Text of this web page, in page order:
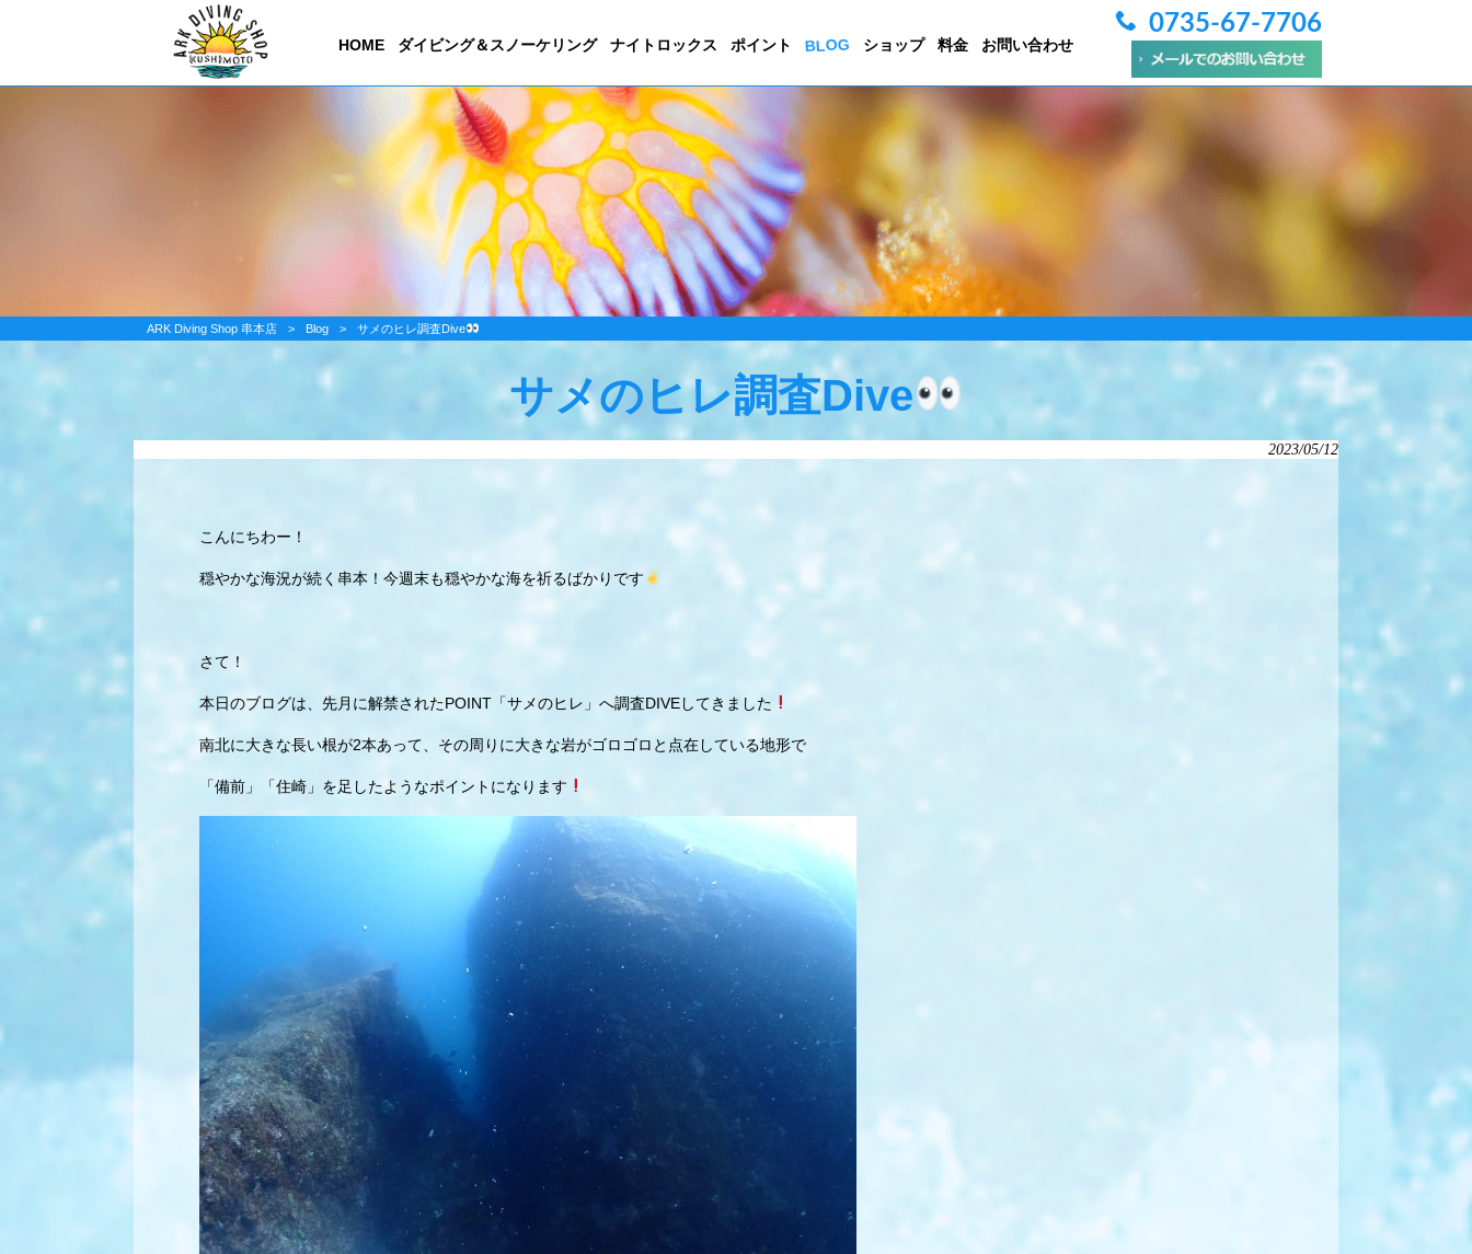
HOME ダイビング＆スノーケリング ナイトロックス ポイント BLOG ショップ 料金 お問い合わせ
0735-67-7706
ARK Diving Shop 串本店 > Blog > サメのヒレ調査Dive
サメのヒレ調査Dive
2023/05/12
こんにちわー！
穏やかな海況が続く串本！今週末も穏やかな海を祈るばかりです
さて！
本日のブログは、先月に解禁されたPOINT「サメのヒレ」へ調査DIVEしてきました
南北に大きな長い根が2本あって、その周りに大きな岩がゴロゴロと点在している地形で
「備前」「住崎」を足したようなポイントになります